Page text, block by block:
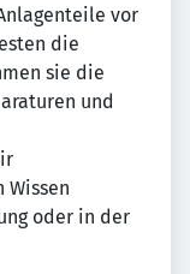
vor
die
sie die
und
oder in der